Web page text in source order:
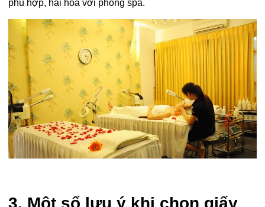
phù hợp, hài hòa với phòng spa.
3. Một số lưu ý khi chọn giấy